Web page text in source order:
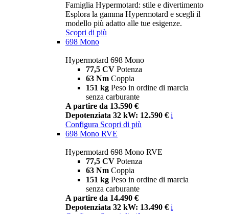
Famiglia Hypermotard: stile e divertimento
Esplora la gamma Hypermotard e scegli il
modello più adatto alle tue esigenze.
Scopri di più
698 Mono
Hypermotard 698 Mono
77,5 CV Potenza
63 Nm Coppia
151 kg Peso in ordine di marcia
senza carburante
A partire da 13.590 €
Depotenziata 32 kW: 12.590 € i
Configura Scopri di più
698 Mono RVE
Hypermotard 698 Mono RVE
77,5 CV Potenza
63 Nm Coppia
151 kg Peso in ordine di marcia
senza carburante
A partire da 14.490 €
Depotenziata 32 kW: 13.490 € i